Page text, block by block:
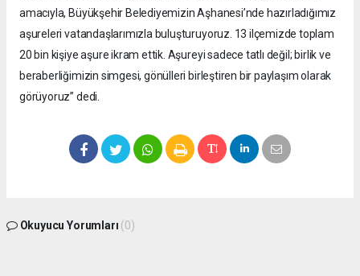
amacıyla, Büyükşehir Belediyemizin Aşhanesi’nde hazırladığımız
aşureleri vatandaşlarımızla buluşturuyoruz. 13 ilçemizde toplam
20 bin kişiye aşure ikram ettik. Aşureyi sadece tatlı değil; birlik ve
beraberliğimizin simgesi, gönülleri birleştiren bir paylaşım olarak
görüyoruz” dedi.
Okuyucu Yorumları (0)